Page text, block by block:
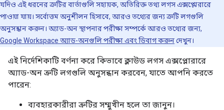
যদিও এই ধরনের ত্রুটির বার্তাগুলি সহায়ক, অতিরিক্ত তথ্য লগস এক্সপ্লোরারে
পাওয়া যায়। সর্বোত্তম অনুশীলন হিসাবে, আরও তথ্যের জন্য ত্রুটি লগগুলি
অনুসন্ধান করুন। অ্যাড-অন স্থাপনার পরীক্ষা সম্পর্কে আরও তথ্যের জন্য,
Google Workspace অ্যাড-অনগুলি পরীক্ষা এবং ডিবাগ করুনদেখুন।
এই নির্দেশিকাটি বর্ণনা করে কিভাবে ক্লাউড লগস এক্সপ্লোরারে
অ্যাড-অন ত্রুটি লগগুলি অনুসন্ধান করবেন, যাতে আপনি করতে
পারেন:
ব্যবহারকারীরা ত্রুটির সম্মুখীন হলে তা জানুন।